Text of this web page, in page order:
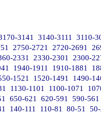
3141 3140-3111 3110-
2750-2721 2720-2691
2331 2330-2301 2300-
1940-1911 1910-1881
1521 1520-1491 1490-
1130-1101 1100-1071
650-621 620-591 590-561
140-111 110-81 80-51 50-